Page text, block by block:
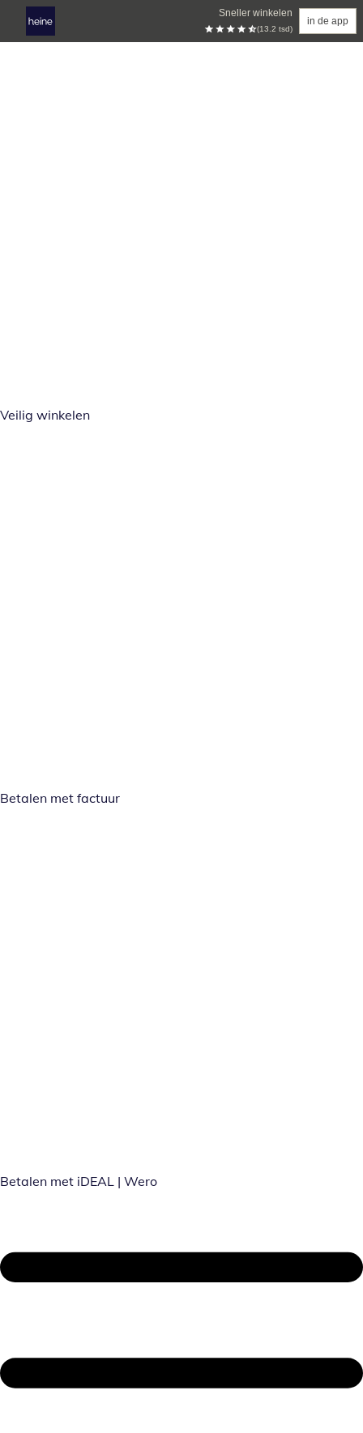
Sneller winkelen
(13.2 tsd)
in de app
Veilig winkelen
Betalen met factuur
Betalen met iDEAL | Wero